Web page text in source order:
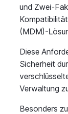
und Zwei-
(MDM)-
Diese
Sicherheit
Verwaltung
Besonders